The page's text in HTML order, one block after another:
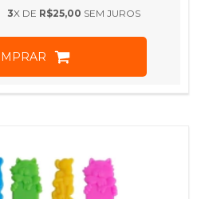
3X DE R$25,00 SEM JUROS